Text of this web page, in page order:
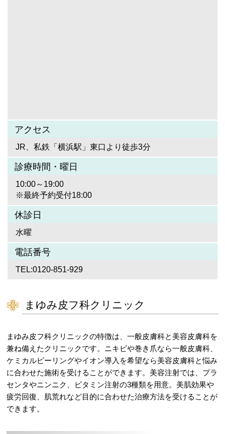
アクセス
JR、私鉄「横浜駅」東口より徒歩3分
診療時間・曜日
10:00～19:00
※最終予約受付18:00
休診日
水曜
電話番号
TEL:0120-851-929
まゆみ皮フ科クリニック
まゆみ皮フ科クリニックの特徴は、一般皮膚科と美容皮膚科を
兼ね備えたクリニックです。ニキビや巻き爪なら一般皮膚科、
ケミカルピーリングやイオン導入を希望なら美容皮膚科と悩み
に合わせた施術を受けることができます。美容注射では、プラ
センタやニンニク、ビタミン注射の3種類を用意。美肌効果や
疲労回復、肌荒れなど目的に合わせた治療方法を受けることが
できます。